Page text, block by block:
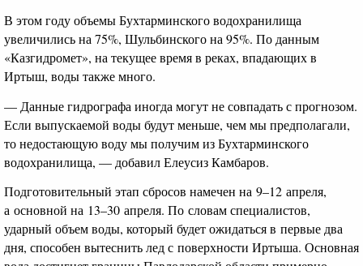
В этом году объемы Бухтарминского водохранилища
увеличились на 75%, Шульбинского на 95%. По данным
«Казгидромет», на текущее время в реках, впадающих в
Иртыш, воды также много.
— Данные гидрографа иногда могут не совпадать с прогнозом.
Если выпускаемой воды будут меньше, чем мы предполагали,
то недостающую воду мы получим из Бухтарминского
водохранилища, — добавил Елеусиз Камбаров.
Подготовительный этап сбросов намечен на 9–12 апреля,
а основной на 13–30 апреля. По словам специалистов,
ударный объем воды, который будет ожидаться в первые два
дня, способен вытеснить лед с поверхности Иртыша. Основная